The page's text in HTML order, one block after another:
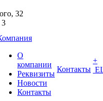
32
3
О
компании
Реквизиты
Новости
Контакты
Контакты
+